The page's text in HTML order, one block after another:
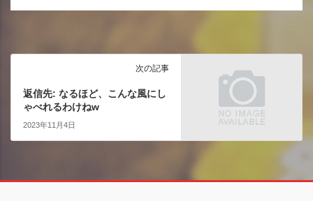
次の記事
返信先: なるほど、こんな風にし
ゃべれるわけねw
2023年11月4日